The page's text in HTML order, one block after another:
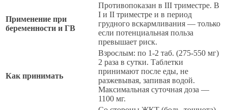
Применение при
беременности и ГВ
Противопоказан в III триместре. В
I и II триместре и в период
грудного вскармливания — только
если потенциальная польза
превышает риск.
Как принимать
Взрослым: по 1-2 таб. (275-550 мг)
2 раза в сутки. Таблетки
принимают после еды, не
разжевывая, запивая водой.
Максимальная суточная доза —
1100 мг.